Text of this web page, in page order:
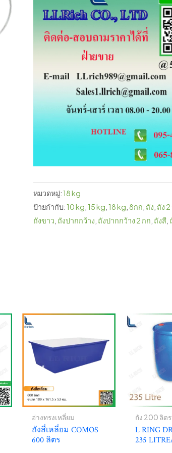
หมวดหมู่:18 kg
ป้ายกำกับ:10 kg ,15 kg ,18 kg ,8กก ถัง ถัง
ถังขาว ถังปากกว้าง ถังปากกว้าง 2 กก ถังสี
อ่างทรงเหลี่ยม
ถังสี่เหลี่ยม COMOS
600 ลิตร
ถัง 200 ลิตร
L RING
235